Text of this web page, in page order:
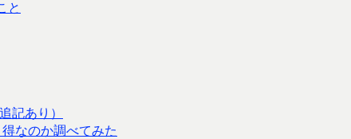
と
記あり）
なのか調べてみた